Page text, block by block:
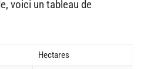
voici un tableau de
Hectares